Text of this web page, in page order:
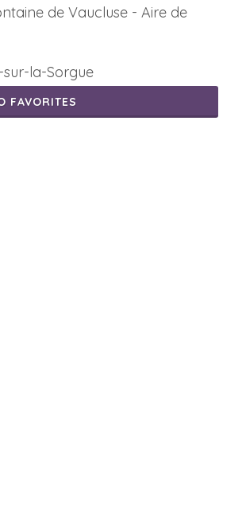
de Vaucluse - Aire de
sur-la-Sorgue
FAVORITES